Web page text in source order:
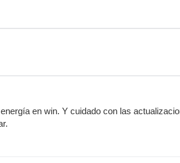
en win. Y cuidado con las